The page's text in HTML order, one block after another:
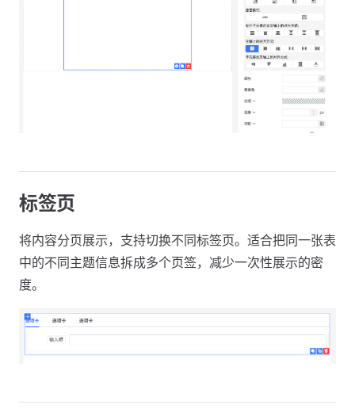
标签页
将内容分页展示，支持切换不同标签页。适合把同一张表
中的不同主题信息拆成多个页签，减少一次性展示的密
度。